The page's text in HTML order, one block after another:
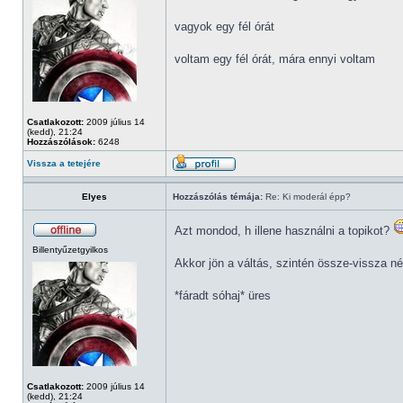
Csatlakozott: 2009 július 14
(kedd), 21:24
Hozzászólások: 6248
vagyok egy fél órát
voltam egy fél órát, mára ennyi voltam
Vissza a tetejére
Elyes Hozzászólás témája: Re: Ki moderál épp?
Billentyűzetgyilkos
Csatlakozott: 2009 július 14
(kedd), 21:24
Azt mondod, h illene használni a topikot?
Akkor jön a váltás, szintén össze-vissza
*fáradt sóhaj* üres